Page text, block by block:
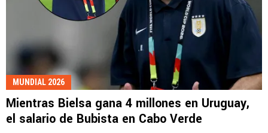
MUNDIAL 2026
Mientras Bielsa gana 4 millones en Uruguay,
el salario de Bubista en Cabo Verde